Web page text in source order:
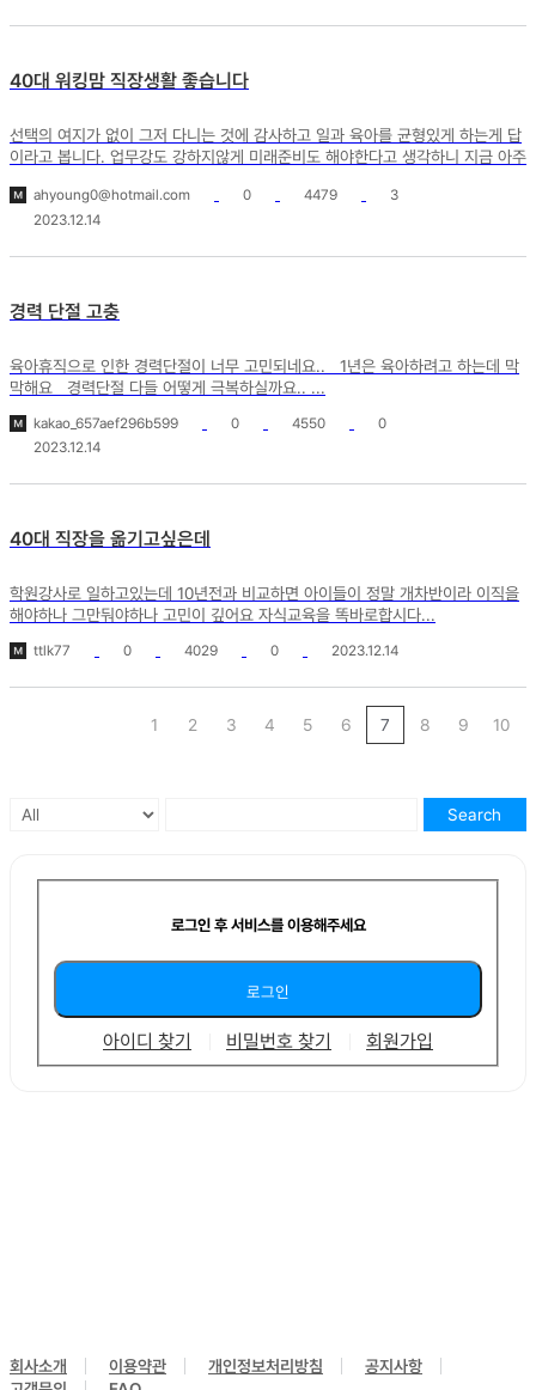
40대 워킹맘 직장생활 좋습니다
선택의 여지가 없이 그저 다니는 것에 감사하고 일과 육아를 균형있게 하는게 답
이라고 봅니다. 업무강도 강하지않게 미래준비도 해야한다고 생각하니 지금 아주
ahyoung0@hotmail.com 0 4479
3
2023.12.14
경력 단절 고충
육아휴직으로 인한 경력단절이 너무 고민되네요.. 1년은 육아하려고 하는데 막
막해요 경력단절 다들 어떻게 극복하실까요.. ...
kakao_657aef296b599 0 4550
0
2023.12.14
40대 직장을 옮기고싶은데
학원강사로 일하고있는데 10년전과 비교하면 아이들이 정말 개차반이라 이직을
해야하나 그만둬야하나 고민이 깊어요 자식교육을 똑바로합시다...
ttlk77 0 4029 0 2023.12.14
1 2 3 4 5 6 7 8 9 10
Search
로그인 후 서비스를 이용해주세요
아이디 찾기 비밀번호 찾기 회원가입
회사소개 이용약관 개인정보처리방침
공지사항